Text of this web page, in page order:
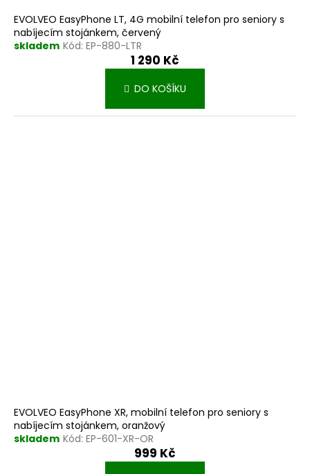
EVOLVEO EasyPhone LT, 4G mobilní telefon pro seniory s
nabíjecím stojánkem, červený
skladem Kód: EP-880-LTR
1 290 Kč
DO KOŠÍKU
EVOLVEO EasyPhone XR, mobilní telefon pro seniory s
nabíjecím stojánkem, oranžový
skladem Kód: EP-601-XR-OR
999 Kč